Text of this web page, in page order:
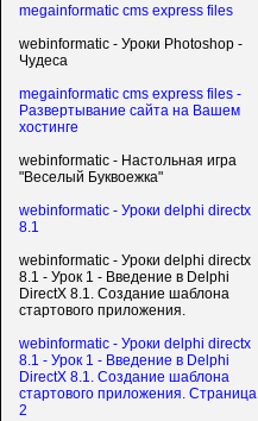
megainformatic cms express files
webinformatic - Уроки Photoshop -
Чудеса
megainformatic cms express files -
Развертывание сайта на Вашем
хостинге
webinformatic - Настольная игра
"Веселый Буквоежка"
webinformatic - Уроки delphi directx
8.1
webinformatic - Уроки delphi directx
8.1 - Урок 1 - Введение в Delphi
DirectX 8.1. Создание шаблона
стартового приложения.
webinformatic - Уроки delphi directx
8.1 - Урок 1 - Введение в Delphi
DirectX 8.1. Создание шаблона
стартового приложения. Страница
2